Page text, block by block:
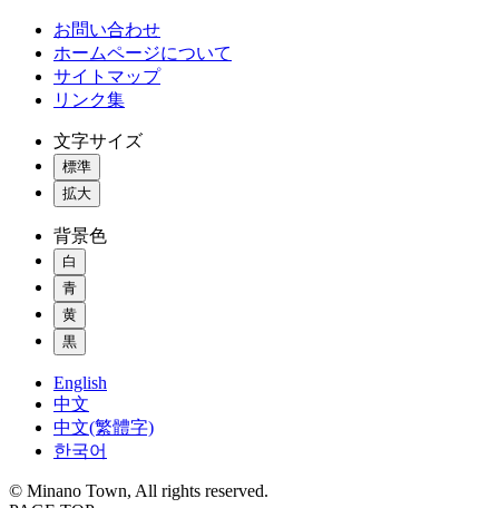
お問い合わせ
ホームページについて
サイトマップ
リンク集
文字サイズ
標準
拡大
背景色
白
青
黄
黒
English
中文
中文(繁體字)
한국어
© Minano Town, All rights reserved.